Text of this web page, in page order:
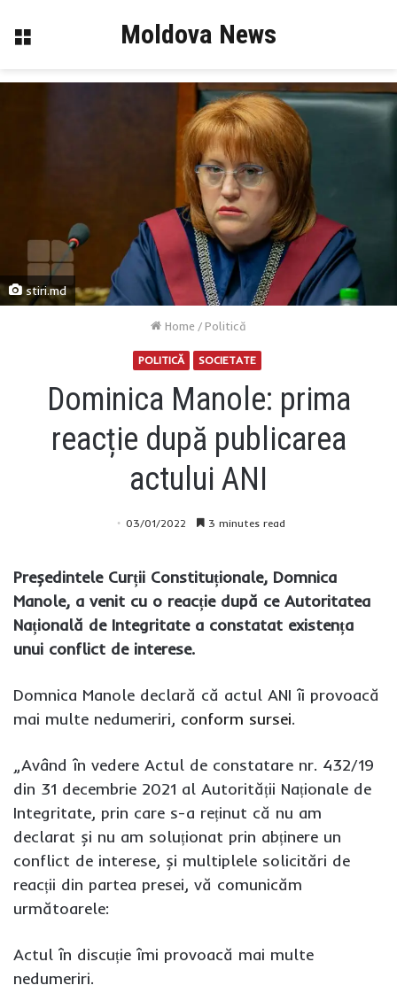
Menu Moldova News
stiri.md
Home /Politică
POLITICĂ SOCIETATE
Dominica Manole: prima
reacție după publicarea
actului ANI
03/01/2022 3 minutes read
Președintele Curții Constituționale, Domnica
Manole, a venit cu o reacție după ce Autoritatea
Națională de Integritate a constatat existența
unui conflict de interese.
Domnica Manole declară că actul ANI îi provoacă
mai multe nedumeriri, conform sursei.
„Având în vedere Actul de constatare nr. 432/19
din 31 decembrie 2021 al Autorității Naționale de
Integritate, prin care s-a reținut că nu am
declarat și nu am soluționat prin abținere un
conflict de interese, și multiplele solicitări de
reacții din partea presei, vă comunicăm
următoarele:
Actul în discuție îmi provoacă mai multe
nedumeriri.